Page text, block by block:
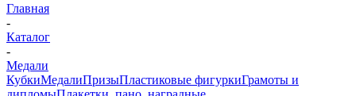
Главная
-
Каталог
-
Медали
КубкиМедалиПризыПластиковые фигуркиГрамоты и